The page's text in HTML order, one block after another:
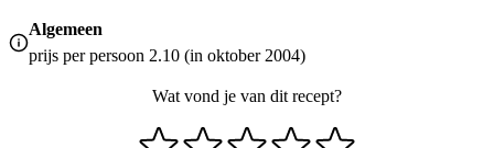
Algemeen
prijs per persoon 2.10 (in oktober 2004)
Wat vond je van dit recept?